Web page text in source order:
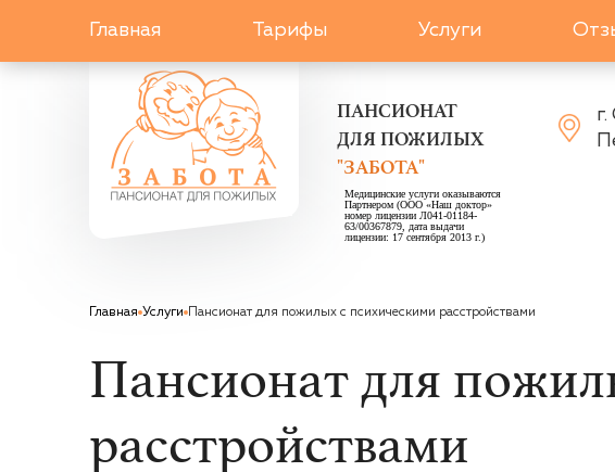
Главная Тарифы Услуги
ПАНСИОНАТ
ДЛЯ ПОЖИЛЫХ
"ЗАБОТА"
Медицинские услуги оказываются
Партнером (ООО «Наш доктор»
номер лицензии Л041-01184-
63/00367879, дата выдачи
лицензии: 17 сентября 2013 г.)
Главная Услуги Пансионат для пожилых с психическими расстройствами
Пансионат для
расстройствами